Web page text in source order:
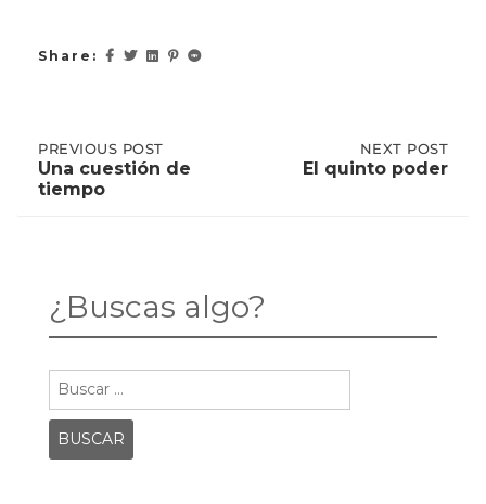
Share:
Post
PREVIOUS
POST:
UNA
CUESTIÓN
PREVIOUS POST
Una cuestión de
tiempo
NEXT POST
El quinto poder
¿Buscas algo?